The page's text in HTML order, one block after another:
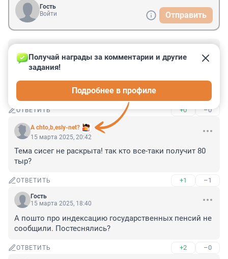
Гость
Войти
Отправить
16 марта 2025, 01:11
Очередной безграмотный вброс. Выплата будет одна -
федеральная. Не дают две. У меня бабушка ветеран.
Всегда получает только одну выплату.
ОТВЕТИТЬ +0 –0
A chto,b,esly-net?
Получай награды за комментарии и другие
задания!
Подробнее в профиле
15 марта 2025, 20:42
Тема сисег не раскрыта! так кто все-таки получит 80
тыр?
ОТВЕТИТЬ +1 –1
Гость
15 марта 2025, 18:40
А пошто про индексацию государственных пенсий не
сообщили. Постеснялись?
ОТВЕТИТЬ +2 –0